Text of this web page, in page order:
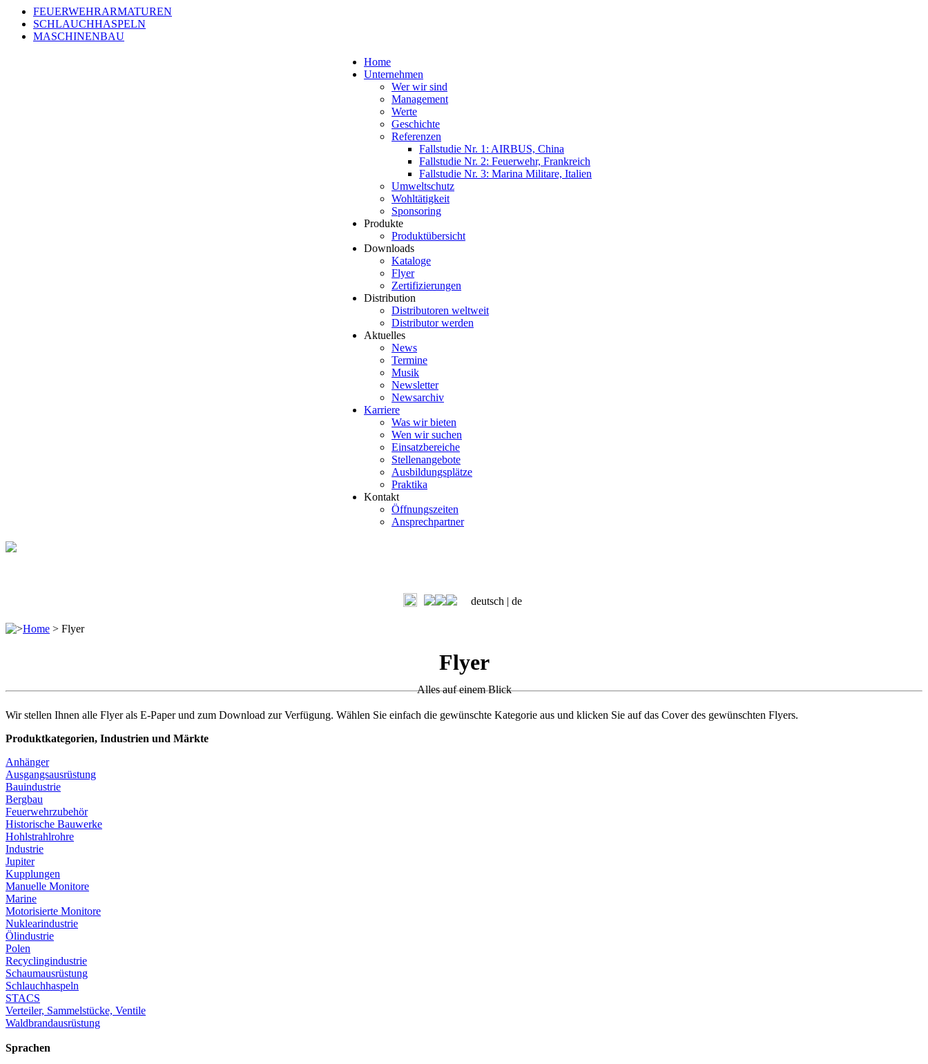
FEUERWEHRARMATUREN
SCHLAUCHHASPELN
MASCHINENBAU
Home
Unternehmen
Wer wir sind
Management
Werte
Geschichte
Referenzen
Fallstudie Nr. 1: AIRBUS, China
Fallstudie Nr. 2: Feuerwehr, Frankreich
Fallstudie Nr. 3: Marina Militare, Italien
Umweltschutz
Wohltätigkeit
Sponsoring
Produkte
Produktübersicht
Downloads
Kataloge
Flyer
Zertifizierungen
Distribution
Distributoren weltweit
Distributor werden
Aktuelles
News
Termine
Musik
Newsletter
Newsarchiv
Karriere
Was wir bieten
Wen wir suchen
Einsatzbereiche
Stellenangebote
Ausbildungsplätze
Praktika
Kontakt
Öffnungszeiten
Ansprechpartner
deutsch | de
>Home > Flyer
Flyer
Alles auf einem Blick
Wir stellen Ihnen alle Flyer als E-Paper und zum Download zur Verfügung. Wählen Sie einfach die gewünschte Kategorie aus und klicken Sie auf das Cover des gewünschten Flyers.
Produktkategorien, Industrien und Märkte
Anhänger
Ausgangsausrüstung
Bauindustrie
Bergbau
Feuerwehrzubehör
Historische Bauwerke
Hohlstrahlrohre
Industrie
Jupiter
Kupplungen
Manuelle Monitore
Marine
Motorisierte Monitore
Nuklearindustrie
Ölindustrie
Polen
Recyclingindustrie
Schaumausrüstung
Schlauchhaspeln
STACS
Verteiler, Sammelstücke, Ventile
Waldbrandausrüstung
Sprachen